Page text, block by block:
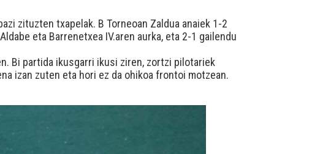
zituzten txapelak. B Torneoan Zaldua anaiek 1-2
eta Barrenetxea IV.aren aurka, eta 2-1 gailendu
Bi partida ikusgarri ikusi ziren, zortzi pilotariek
izan zuten eta hori ez da ohikoa frontoi motzean.